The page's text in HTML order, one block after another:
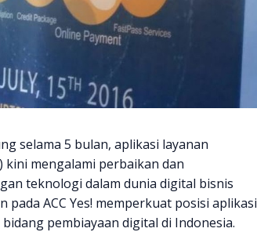
selama 5 bulan, aplikasi layanan
kini mengalami perbaikan dan
teknologi dalam dunia digital bisnis
ACC Yes! memperkuat posisi aplikasi
pembiayaan digital di Indonesia.